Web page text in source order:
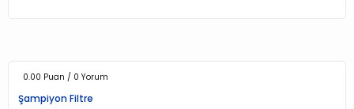
0.00 Puan / 0 Yorum
Şampiyon Filtre